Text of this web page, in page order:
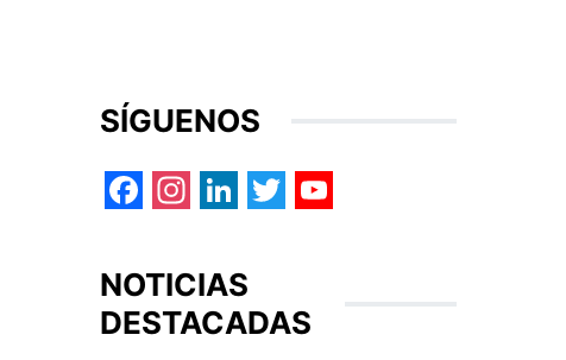
SÍGUENOS
NOTICIAS
DESTACADAS